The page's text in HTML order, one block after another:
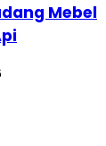
Mebel